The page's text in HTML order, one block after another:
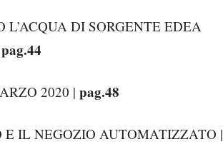
DI SORGENTE EDEA
pag.44
2020 | pag.48
E IL NEGOZIO AUTOMATIZZATO |